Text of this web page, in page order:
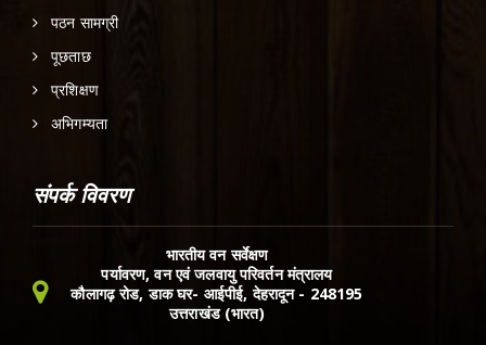
पठन सामग्री
पूछताछ
प्रशिक्षण
अभिगम्यता
संपर्क विवरण
भारतीय वन सर्वेक्षण
पर्यावरण, वन एवं जलवायु परिवर्तन मंत्रालय
कौलागढ़ रोड, डाक घर- आईपीई, देहरादून - 248195
उत्तराखंड (भारत)